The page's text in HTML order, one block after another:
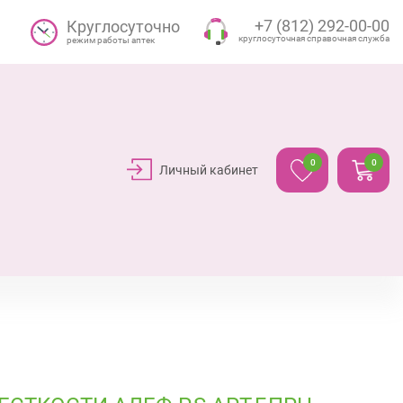
Круглосуточно
режим работы аптек
+7 (812) 292-00-00
круглосуточная справочная служба
Личный кабинет
0 0